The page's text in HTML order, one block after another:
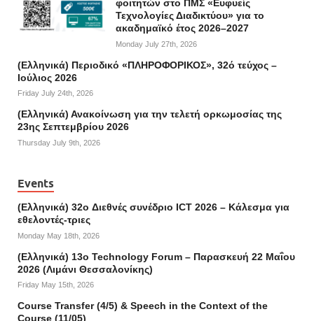
φοιτητών στο ΠΜΣ «Ευφυείς
Τεχνολογίες Διαδικτύου» για το
ακαδημαϊκό έτος 2026–2027
Monday July 27th, 2026
(Ελληνικά) Περιοδικό «ΠΛΗΡΟΦΟΡΙΚΟΣ», 32ό τεύχος –
Ιούλιος 2026
Friday July 24th, 2026
(Ελληνικά) Ανακοίνωση για την τελετή ορκωμοσίας της
23ης Σεπτεμβρίου 2026
Thursday July 9th, 2026
Events
(Ελληνικά) 32o Διεθνές συνέδριο ICT 2026 – Κάλεσμα για
εθελοντές-τριες
Monday May 18th, 2026
(Ελληνικά) 13ο Technology Forum – Παρασκευή 22 Μαΐου
2026 (Λιμάνι Θεσσαλονίκης)
Friday May 15th, 2026
Course Transfer (4/5) & Speech in the Context of the
Course (11/05)